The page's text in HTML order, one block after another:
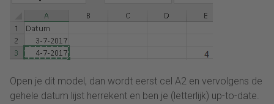
Open je dit model, dan wordt eerst cel A2 en vervolgens de
gehele datum lijst herrekent en ben je (letterlijk) up-to-date.